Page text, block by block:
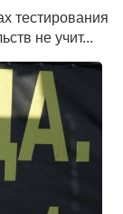
тестирования
не учит...